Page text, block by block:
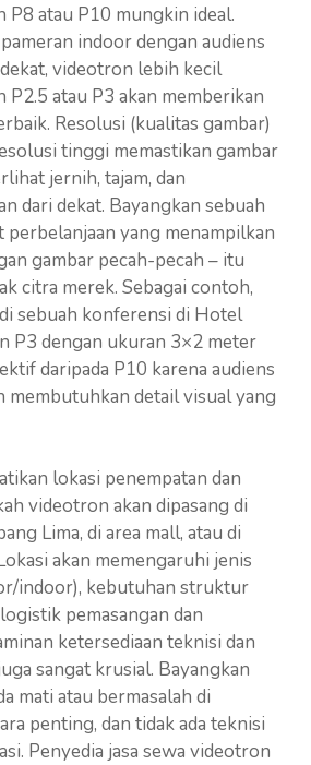
P8 atau P10 mungkin ideal.
indoor dengan audiens
videotron lebih kecil
atau P3 akan memberikan
Resolusi (kualitas gambar)
tinggi memastikan gambar
jernih, tajam, dan
dari dekat. Bayangkan sebuah
yang menampilkan
gambar pecah-pecah – itu
citra merek. Sebagai contoh,
sebuah konferensi di Hotel
P3 dengan ukuran 3×2 meter
daripada P10 karena audiens
membutuhkan detail visual yang
lokasi penempatan dan
videotron akan dipasang di
Lima, di area mall, atau di
akan memengaruhi jenis
indoor), kebutuhan struktur
pemasangan dan
ketersediaan teknisi dan
sangat krusial. Bayangkan
mati atau bermasalah di
penting, dan tidak ada teknisi
Penyedia jasa sewa videotron